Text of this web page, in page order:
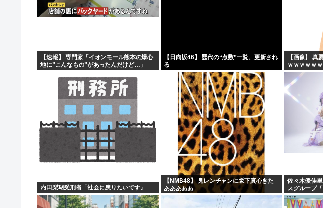
【悲報】立ちんぼJK、カメラで撮られて発狂
「キスしろ」というヤジからパニックに… 渡邊渚が語るフラ...
【疑問】日本経済、30年停滞←今まで何してたん？www
【速報】 専門家「イオンモール熊本の爆心
地に”こんなもの”があったんだけど…」
【日向坂46】 歴代の“点数”一覧、更新され
る
【画像】 真
ｗｗｗｗｗ
内田梨瑚受刑者「社会に戻りたいです」
【NMB48】 鬼レンチャンに坂下真心きた
あああああ
佐々木優佳
スグループ
現在のグル
ん・まりやぎ